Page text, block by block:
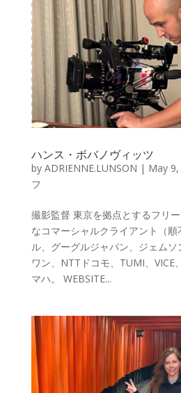
ハンス・ボバノヴィッツ
by ADRIENNE.LUNSON | May
フ
撮影監督 東京を拠点とするフリ
なコマーシャルクライアント（
ル、グーグルジャパン、ジェム
ワン、NTTドコモ、TUMI、VICE
マハ。 WEBSITE...